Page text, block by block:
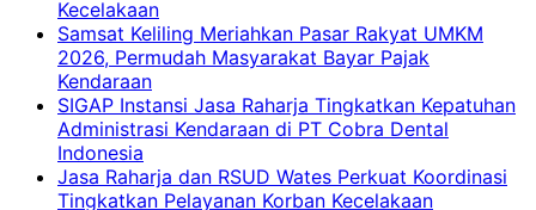
Kecelakaan
Samsat Keliling Meriahkan Pasar Rakyat UMKM
2026, Permudah Masyarakat Bayar Pajak
Kendaraan
SIGAP Instansi Jasa Raharja Tingkatkan Kepatuhan
Administrasi Kendaraan di PT Cobra Dental
Indonesia
Jasa Raharja dan RSUD Wates Perkuat Koordinasi
Tingkatkan Pelayanan Korban Kecelakaan